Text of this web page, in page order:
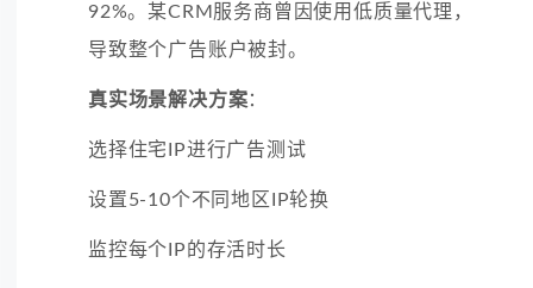
92%。某CRM服务商曾因使用低质量代理，
导致整个广告账户被封。
真实场景解决方案：
选择住宅IP进行广告测试
设置5-10个不同地区IP轮换
监控每个IP的存活时长